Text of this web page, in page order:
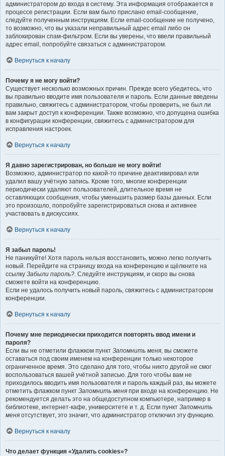
администратором до входа в систему. Эта информация отображается в
процессе регистрации. Если вам было прислано email-сообщение,
следуйте полученным инструкциям. Если email-сообщение не получено,
то возможно, что вы указали неправильный адрес email либо он
заблокирован спам-фильтром. Если вы уверены, что ввели правильный
адрес email, попробуйте связаться с администратором.
Вернуться к началу
Почему я не могу войти?
Существует несколько возможных причин. Прежде всего убедитесь, что
вы правильно вводите имя пользователя и пароль. Если данные введены
правильно, свяжитесь с администратором, чтобы проверить, не был ли
вам закрыт доступ к конференции. Также возможно, что допущена ошибка
в конфигурации конференции, свяжитесь с администратором для
исправления настроек.
Вернуться к началу
Я давно зарегистрирован, но больше не могу войти!
Возможно, администратор по какой-то причине деактивировал или
удалил вашу учётную запись. Кроме того, многие конференции
периодически удаляют пользователей, длительное время не
оставляющих сообщения, чтобы уменьшить размер базы данных. Если
это произошло, попробуйте зарегистрироваться снова и активнее
участвовать в дискуссиях.
Вернуться к началу
Я забыл пароль!
Не паникуйте! Хотя пароль нельзя восстановить, можно легко получить
новый. Перейдите на страницу входа на конференцию и щёлкните на
ссылку Забыли пароль? . Следуйте инструкциям, и скоро вы снова
сможете войти на конференцию.
Если не удалось получить новый пароль, свяжитесь с администратором
конференции.
Вернуться к началу
Почему мне периодически приходится повторять ввод имени и
пароля?
Если вы не отметили флажком пункт Запомнить меня , вы сможете
оставаться под своим именем на конференции только некоторое
ограниченное время. Это сделано для того, чтобы никто другой не смог
воспользоваться вашей учётной записью. Для того чтобы вам не
приходилось вводить имя пользователя и пароль каждый раз, вы можете
отметить флажком пункт Запомнить меня при входе на конференцию. Не
рекомендуется делать это на общедоступном компьютере, например в
библиотеке, интернет-кафе, университете и т. д. Если пункт Запомнить
меня отсутствует, это значит, что администратор отключил эту функцию.
Вернуться к началу
Что делает функция «Удалить cookies»?